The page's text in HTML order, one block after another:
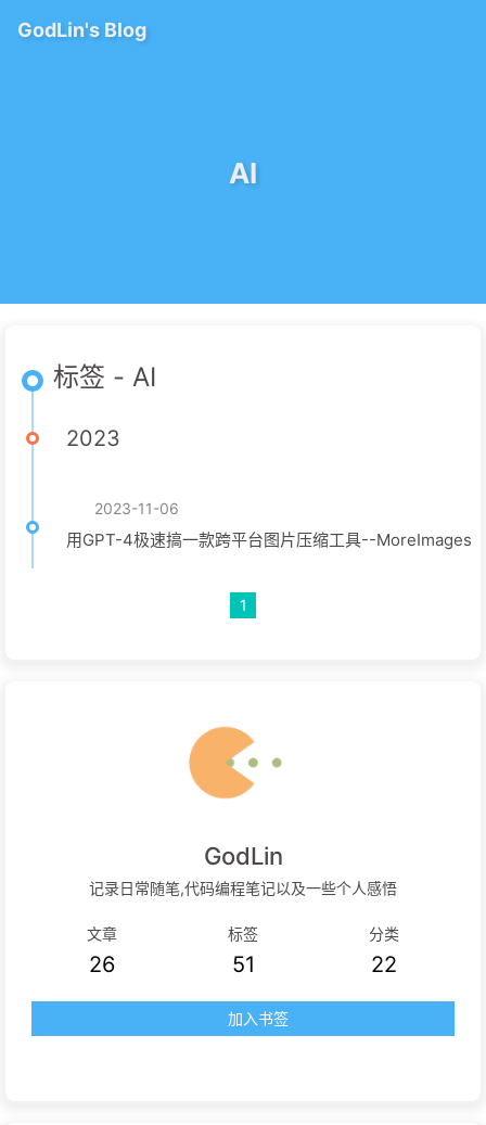
GodLin's Blog
AI
标签 - AI
2023
2023-11-06
用GPT-4极速搞一款跨平台图片压缩工具--MoreImages
1
GodLin
记录日常随笔,代码编程笔记以及一些个人感悟
文章
26
标签
51
分类
22
加入书签